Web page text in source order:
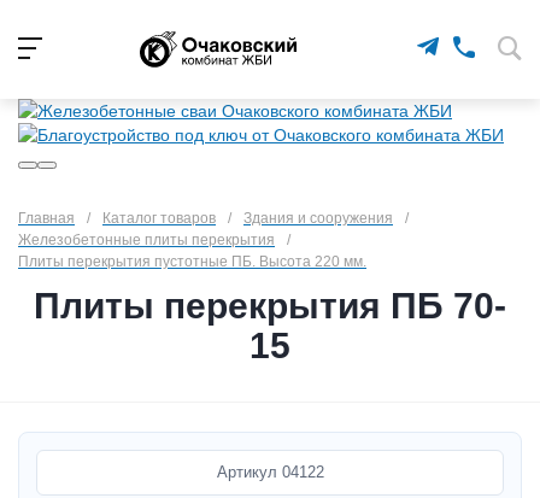
Главная / Каталог товаров / Здания и сооружения
/
Железобетонные плиты перекрытия
/
Плиты перекрытия пустотные ПБ. Высота 220 мм.
Плиты перекрытия ПБ 70-
15
Артикул 04122